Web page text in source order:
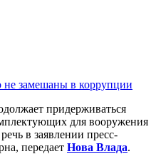
придерживаться
для вооружения
в заявлении пресс-
передает Нова Влада.